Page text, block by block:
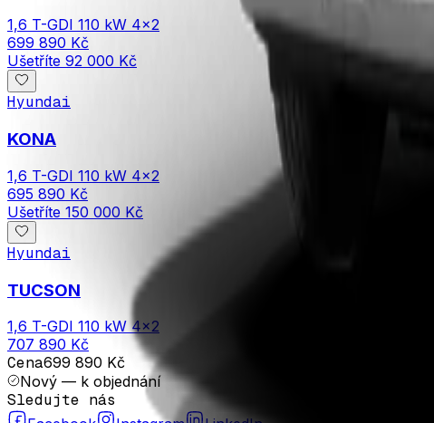
1,6 T-GDI 110 kW 4×2
699 890 Kč
Ušetříte 92 000 Kč
Hyundai
KONA
1,6 T-GDI 110 kW 4×2
695 890 Kč
Ušetříte 150 000 Kč
Hyundai
TUCSON
1,6 T-GDI 110 kW 4×2
707 890 Kč
Cena699 890 Kč
Nový — k objednání
Sledujte nás